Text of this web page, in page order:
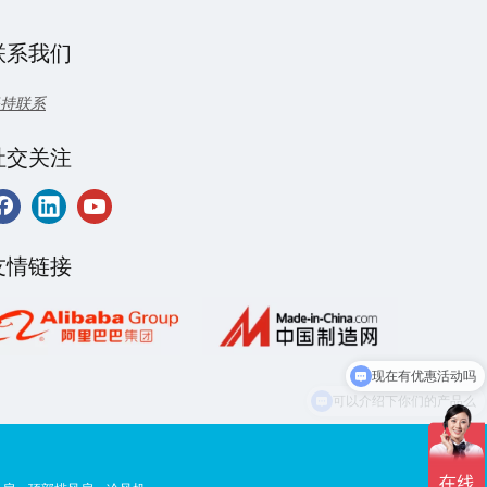
系我们
联系
交关注
情链接
可以介绍下你们的产品么
现在有优惠活动吗